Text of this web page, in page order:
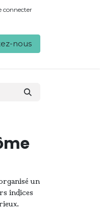
connecter
nous
un
indices